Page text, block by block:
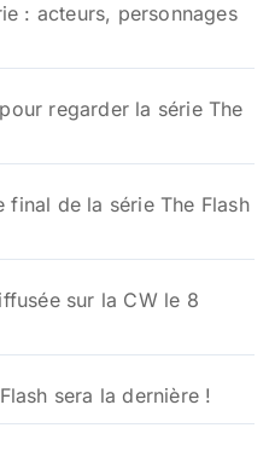
: acteurs, personnages
regarder la série The
final de la série The Flash
sur la CW le 8
sera la dernière !